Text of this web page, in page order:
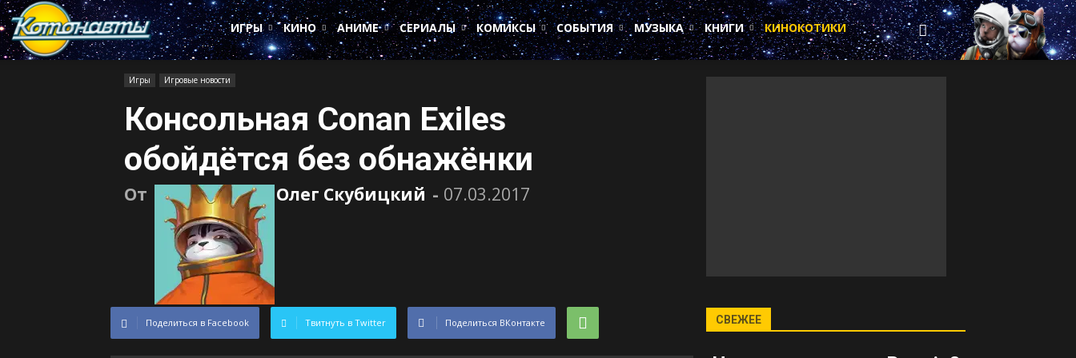
Котонавты
ИГРЫ
КИНО АНИМЕ СЕРИАЛЫ КОМИКСЫ СОБЫТИЯ МУЗЫКА КНИГИ КИНОКОТИКИ
Игры Игровые новости
Консольная Conan Exiles
обойдётся без обнажёнки
От Олег Скубицкий - 07.03.2017
Поделиться в Facebook Твитнуть в Twitter Поделиться ВКонтакте СВЕЖЕЕ